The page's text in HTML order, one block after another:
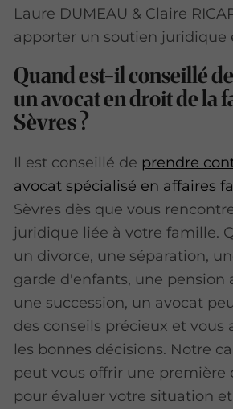
Laure DUMEAU & Claire
apporter un soutien juridique
Quand est-il conseillé
un avocat en droit de la
Sèvres ?
Il est conseillé de prendre
avocat spécialisé en affaires
Sèvres dès que vous
juridique liée à votre famille.
un divorce, une séparation,
garde d'enfants, une pension
une succession, un avocat
des conseils précieux et vous
les bonnes décisions. Notre
peut vous offrir une première
pour évaluer votre situation